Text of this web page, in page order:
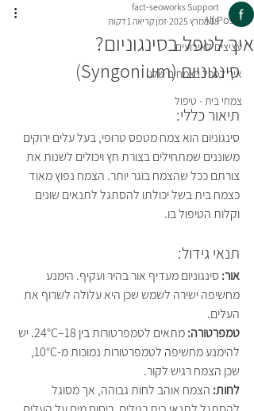
All Posts
עציצים לאירועים
איך לטפל בצמחים שלנו
צמחי בית - טיפול
איך לטפל בסינגוניום?
fact-seoworks Support
18 במרץ 2025
זמן קריאה 1 דקות
סינגוניום (Syngonium)
תיאור כללי:
סינגוניום הוא צמח מטפס טרופי, בעל עלים ירוקים
משוננים שמתחילים בצורת חץ ויכולים לשנות את
צורתם ככל שהצמח בוגר יותר. הצמח נפוץ מאוד
כצמח בית בשל יכולתו להסתגל לתנאים שונים
וקלות הטיפול בו.
תנאי גידול:
אור: סינגוניום מעדיף אור בהיר ועקיף. הימנע
מחשיפה ישירה לשמש שכן היא עלולה לשרוף את
העלים.
טמפרטורה:
מתאים לטמפרטורות בין 18–24°C. יש
להימנע מחשיפה לטמפרטורות נמוכות מ-10°C,
שכן הצמח רגיש לקור.
לחות: הצמח אוהב לחות גבוהה, אך מסוגל